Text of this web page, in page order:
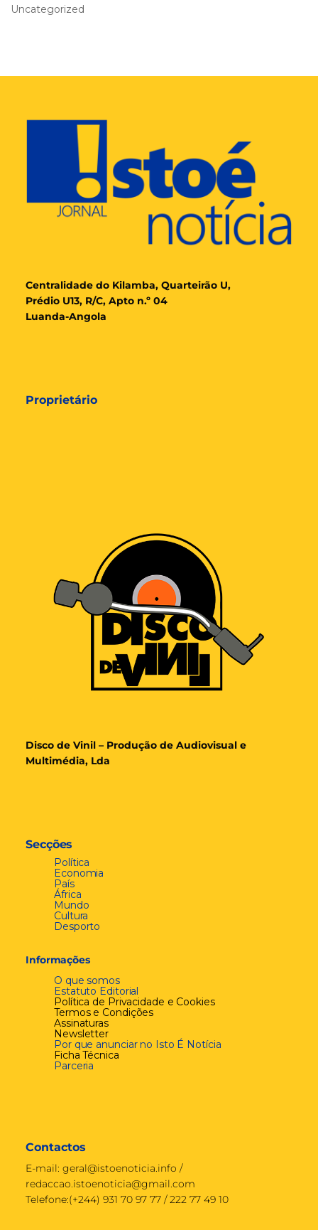
Uncategorized
Centralidade do Kilamba, Quarteirão U,
Prédio U13, R/C, Apto n.º 04
Luanda-Angola
Proprietário
Disco de Vinil – Produção de Audiovisual e
Multimédia, Lda
Secções
Política
Economia
País
África
Mundo
Cultura
Desporto
Informações
O que somos
Estatuto Editorial
Política de Privacidade e Cookies
Termos e Condições
Assinaturas
Newsletter
Por que anunciar no Isto É Notícia
Ficha Técnica
Parceria
Contactos
E-mail: geral@istoenoticia.info /
redaccao.istoenoticia@gmail.com
Telefone:(+244) 931 70 97 77 / 222 77 49 10